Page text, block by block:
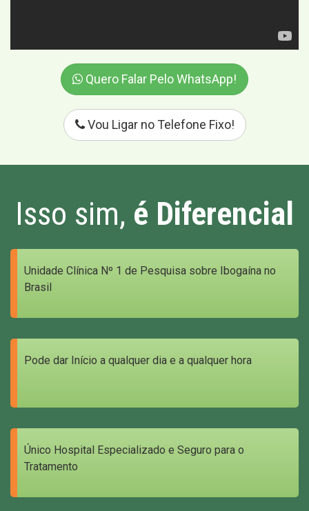
Quero Falar Pelo WhatsApp!
Vou Ligar no Telefone Fixo!
Isso sim, é Diferencial
Unidade Clínica Nº 1 de Pesquisa sobre Ibogaína no
Brasil
Pode dar Início a qualquer dia e a qualquer hora
Único Hospital Especializado e Seguro para o
Tratamento